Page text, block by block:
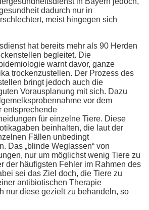
dadurch nur in
meist hingegen sich
hat bereits mehr als 90 Herden
begleitet. Die
warnt davor, ganze
trockenzustellen. Der Prozess des
bringt jedoch auch die
Vorausplanung mit sich. Dazu
vor dem
entsprechende
für einzelne Tiere. Diese
beinhalten, die laut der
Fällen unbedingt
Das „blinde Weglassen“ von
nur um möglichst wenig Tiere zu
der häufigsten Fehler im Rahmen des
sei das Ziel doch, die Tiere zu
antibiotischen Therapie
nur diese gezielt zu behandeln, so